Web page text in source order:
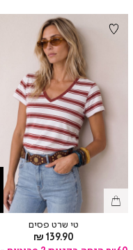
טי שרט פסים
מחיר
139.90 ₪